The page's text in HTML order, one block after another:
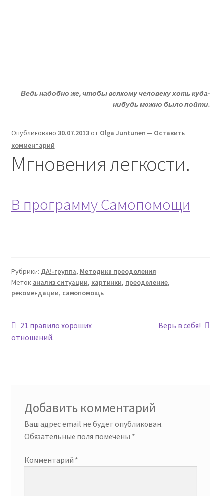
О депрессии
Ведь надобно же, чтобы всякому человеку хоть куда-
нибудь можно было пойти.
Опубликовано 30.07.2013от Olga Juntunen — Оставить
комментарий
Мгновения легкости.
В программу Самопомощи
Рубрики: ДА!-группа, Методики преодоления
Меток анализ ситуации, картинки, преодоление,
рекомендации, самопомощь
Навигация
по
Предыдущая
запись:
21 правило хороших
отношений.
Следующая
Верь в себя!
Добавить комментарий
Ваш адрес email не будет опубликован.
Обязательные поля помечены *
Комментарий *